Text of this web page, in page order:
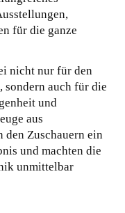
für die ganze
nicht nur für den
auch für die
und
aus
den Zuschauern ein
und machten die
unmittelbar